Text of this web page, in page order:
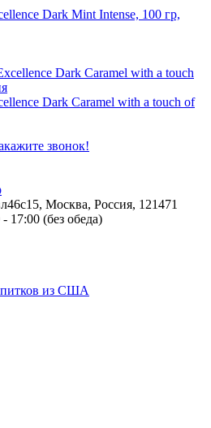
Dark Mint Intense, 100 гр,
Dark Caramel with a touch of
звонок!
Москва, Россия, 121471
17:00 (без обеда)
из США